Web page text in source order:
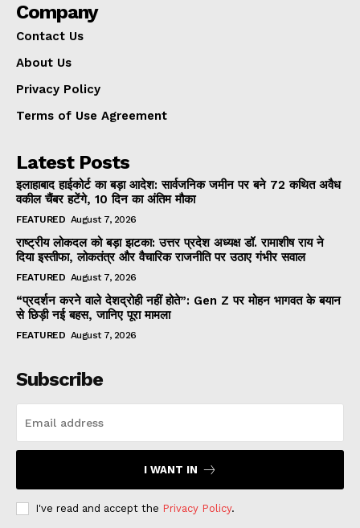
Company
Contact Us
About Us
Privacy Policy
Terms of Use Agreement
Latest Posts
इलाहाबाद हाईकोर्ट का बड़ा आदेश: सार्वजनिक जमीन पर बने 72 कथित अवैध
वकील चैंबर हटेंगे, 10 दिन का अंतिम मौका
FEATURED August 7, 2026
राष्ट्रीय लोकदल को बड़ा झटका: उत्तर प्रदेश अध्यक्ष डॉ. रामाशीष राय ने
दिया इस्तीफा, लोकतंत्र और वैचारिक राजनीति पर उठाए गंभीर सवाल
FEATURED August 7, 2026
“प्रदर्शन करने वाले देशद्रोही नहीं होते”: Gen Z पर मोहन भागवत के बयान
से छिड़ी नई बहस, जानिए पूरा मामला
FEATURED August 7, 2026
Subscribe
I WANT IN
I've read and accept the Privacy Policy.